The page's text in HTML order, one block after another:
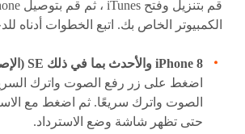
الكمبيوتر الخاص بك. اتبع الخطوات أدناه
iPhone 8 والأحدث بما في ذلك SE (الإصدار الثاني والثالث):
اضغط على زر رفع الصوت واترك
الصوت واترك سريعًا. ثم اضغط مع
حتى تظهر شاشة وضع الاسترداد.